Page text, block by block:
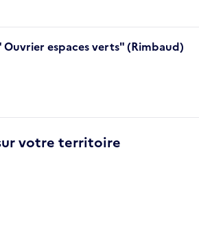
Ouvrier espaces verts" (Rimbaud)
votre territoire